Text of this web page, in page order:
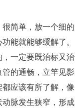
简单，放一个细的
能就能够缓解了。
一定要既治标又治
的通畅，立竿见影
应该有所了解，像
脉发生狭窄，形成